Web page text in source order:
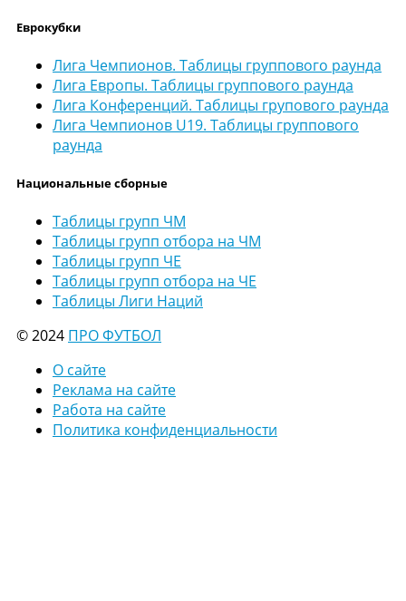
Еврокубки
Лига Чемпионов. Таблицы группового раунда
Лига Европы. Таблицы группового раунда
Лига Конференций. Таблицы групового раунда
Лига Чемпионов U19. Таблицы группового
раунда
Национальные сборные
Таблицы групп ЧМ
Таблицы групп отбора на ЧМ
Таблицы групп ЧЕ
Таблицы групп отбора на ЧЕ
Таблицы Лиги Наций
© 2024 ПРО ФУТБОЛ
О сайте
Реклама на сайте
Работа на сайте
Политика конфиденциальности